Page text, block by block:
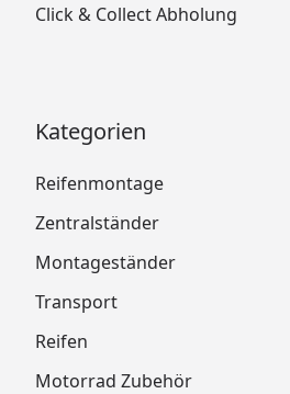
Click & Collect Abholung
Kategorien
Reifenmontage
Zentralständer
Montageständer
Transport
Reifen
Motorrad Zubehör